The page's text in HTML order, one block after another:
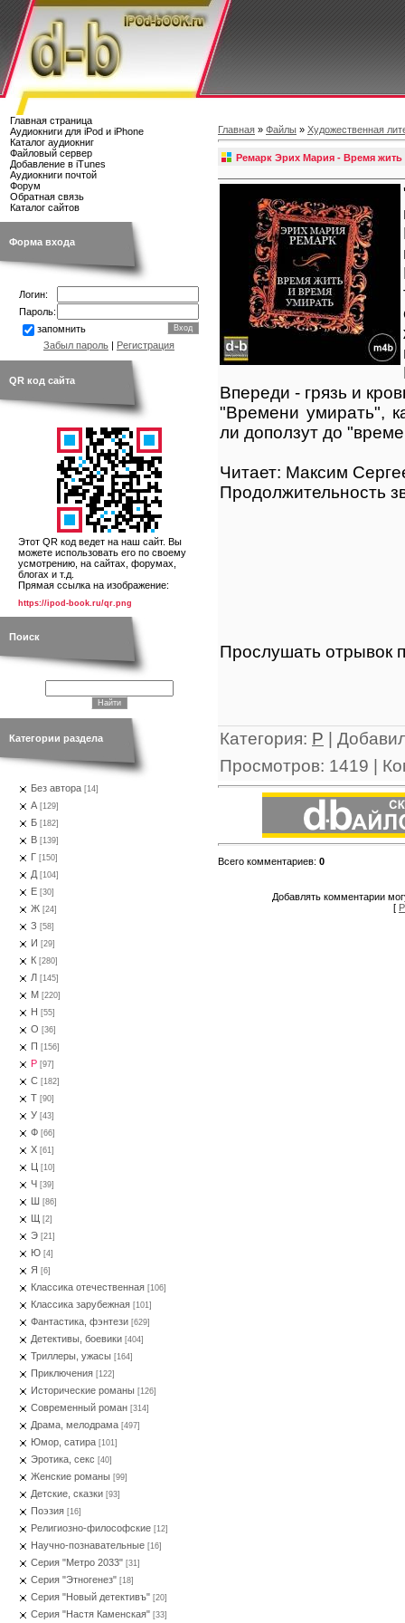
Главная страница
Аудиокниги для iPod и iPhone
Каталог аудиокниг
Файловый сервер
Добавление в iTunes
Аудиокниги почтой
Форум
Обратная связь
Каталог сайтов
Форма входа
Логин:
Пароль:
запомнить
Забыл пароль | Регистрация
QR код сайта
Этот QR код ведет на наш сайт. Вы
можете использовать его по своему
усмотрению, на сайтах, форумах,
блогах и т.д.
Прямая ссылка на изображение:
https://ipod-book.ru/qr.png
Поиск
Категории раздела
Без автора [14]
А [129]
Б [182]
В [139]
Г [150]
Д [104]
Е [30]
Ж [24]
З [58]
И [29]
К [280]
Л [145]
М [220]
Н [55]
О [36]
П [156]
Р [97]
С [182]
Т [90]
У [43]
Ф [66]
Х [61]
Ц [10]
Ч [39]
Ш [86]
Щ [2]
Э [21]
Ю [4]
Я [6]
Классика отечественная [106]
Классика зарубежная [101]
Фантастика, фэнтези [629]
Детективы, боевики [404]
Триллеры, ужасы [164]
Приключения [122]
Исторические романы [126]
Современный роман [314]
Драма, мелодрама [497]
Юмор, сатира [101]
Эротика, секс [40]
Женские романы [99]
Детские, сказки [93]
Поэзия [16]
Религиозно-философские [12]
Научно-познавательные [16]
Серия "Метро 2033" [31]
Серия "Этногенез" [18]
Серия "Новый детективъ" [20]
Серия "Настя Каменская" [33]
Главная » Файлы » Художественная
Ремарк Эрих Мария - Время жить
Впереди - грязь и
"Времени умирать",
ли доползут до
Читает: Максим
Продолжительность
Прослушать отрывок
Категория: Р |
Просмотров: 1419 |
Всего комментариев: 0
Добавлять комментарии
[